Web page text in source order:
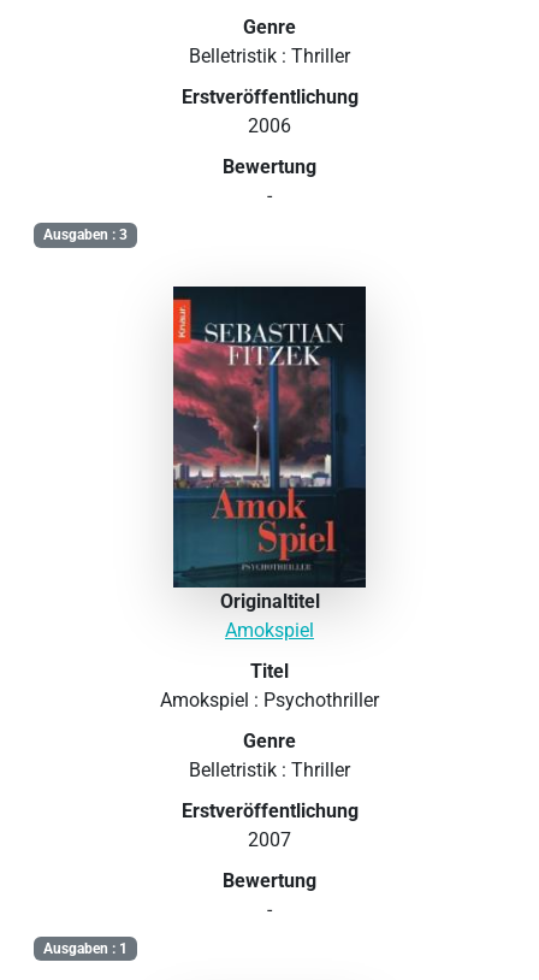
Genre
Belletristik : Thriller
Erstveröffentlichung
2006
Bewertung
-
Ausgaben : 3
Originaltitel
Amokspiel
Titel
Amokspiel : Psychothriller
Genre
Belletristik : Thriller
Erstveröffentlichung
2007
Bewertung
-
Ausgaben : 1